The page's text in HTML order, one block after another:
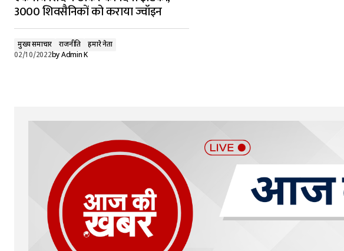
3000 शिवसैनिकों को कराया ज्वॉइन
मुख्य समाचार राजनीति
हमारे नेता
02/10/2022byAdmin K